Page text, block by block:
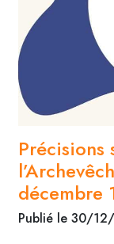
Précisions
décembre
Publié le 30/